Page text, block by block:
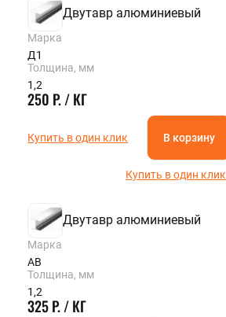
Двутавр алюминиевый
Марка
Д1
Толщина, мм
1,2
250 Р. / КГ
Купить в один клик В корзину
Купить в один клик
Двутавр алюминиевый
Марка
АВ
Толщина, мм
1,2
325 Р. / КГ